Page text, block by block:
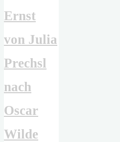
Ernst
von Julia
Prechsl
nach
Oscar
Wilde